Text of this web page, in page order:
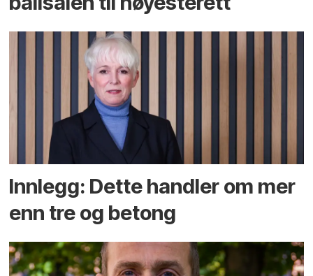
Innlegg: Dette handler om mer
enn tre og betong